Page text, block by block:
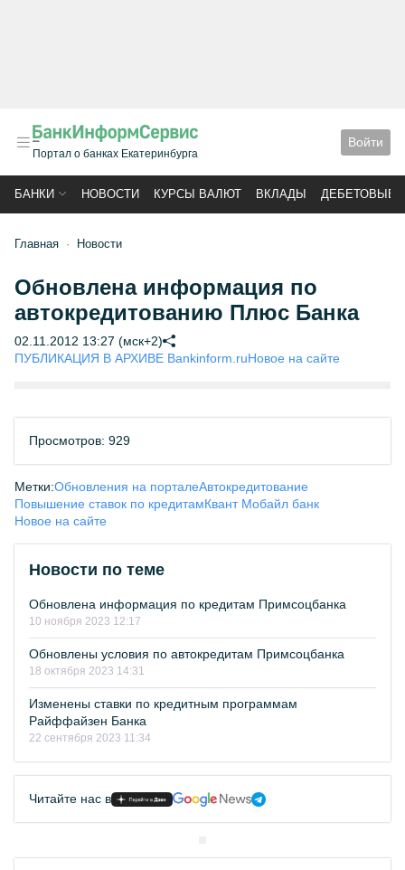
Портал о банках Екатеринбурга
Войти
БАНКИ НОВОСТИ КУРСЫ ВАЛЮТ ВКЛАДЫ ДЕБЕТОВЫЕ
Главная Новости
Обновлена информация по
автокредитованию Плюс Банка
02.11.2012 13:27 (мск+2)
ПУБЛИКАЦИЯ В АРХИВЕ Bankinform.ruНовое на сайте
Просмотров: 929
Метки:Обновления на порталеАвтокредитование
Повышение ставок по кредитамКвант Мобайл банк
Новое на сайте
Новости по теме
Обновлена информация по кредитам Примсоцбанка
10 ноября 2023 12:17
Обновлены условия по автокредитам Примсоцбанка
18 октября 2023 14:31
Изменены ставки по кредитным программам
Райффайзен Банка
22 сентября 2023 11:34
Читайте нас в